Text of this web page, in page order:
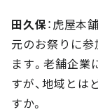
田久保：虎屋本
元のお祭りに参
ます。老舗企
すが、地域とは
すか。